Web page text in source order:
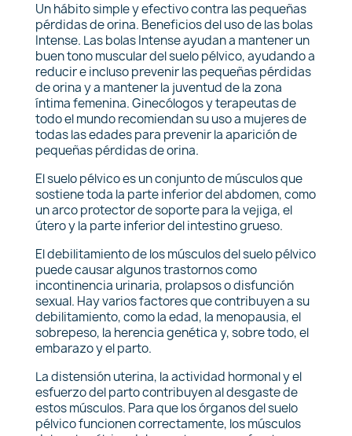
Un hábito simple y efectivo contra las pequeñas
pérdidas de orina. Beneficios del uso de las bolas
Intense. Las bolas Intense ayudan a mantener un
buen tono muscular del suelo pélvico, ayudando a
reducir e incluso prevenir las pequeñas pérdidas
de orina y a mantener la juventud de la zona
íntima femenina. Ginecólogos y terapeutas de
todo el mundo recomiendan su uso a mujeres de
todas las edades para prevenir la aparición de
pequeñas pérdidas de orina.
El suelo pélvico es un conjunto de músculos que
sostiene toda la parte inferior del abdomen, como
un arco protector de soporte para la vejiga, el
útero y la parte inferior del intestino grueso.
El debilitamiento de los músculos del suelo pélvico
puede causar algunos trastornos como
incontinencia urinaria, prolapsos o disfunción
sexual. Hay varios factores que contribuyen a su
debilitamiento, como la edad, la menopausia, el
sobrepeso, la herencia genética y, sobre todo, el
embarazo y el parto.
La distensión uterina, la actividad hormonal y el
esfuerzo del parto contribuyen al desgaste de
estos músculos. Para que los órganos del suelo
pélvico funcionen correctamente, los músculos